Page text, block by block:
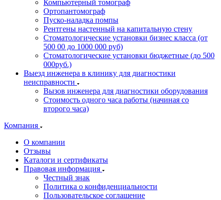
Компьютерный томограф
Ортопантомограф
Пуско-наладка помпы
Рентгены настенный на капитальную стену
Стоматологические установки бизнес класса (от
500 00 до 1000 000 руб)
Стоматологические установки бюджетные (до 500
000руб.)
Выезд инженера в клинику для диагностики
неисправности
Вызов инженера для диагностики оборудования
Стоимость одного часа работы (начиная со
второго часа)
Компания
О компании
Отзывы
Каталоги и сертификаты
Правовая информация
Честный знак
Политика о конфиденциальности
Пользовательское соглашение